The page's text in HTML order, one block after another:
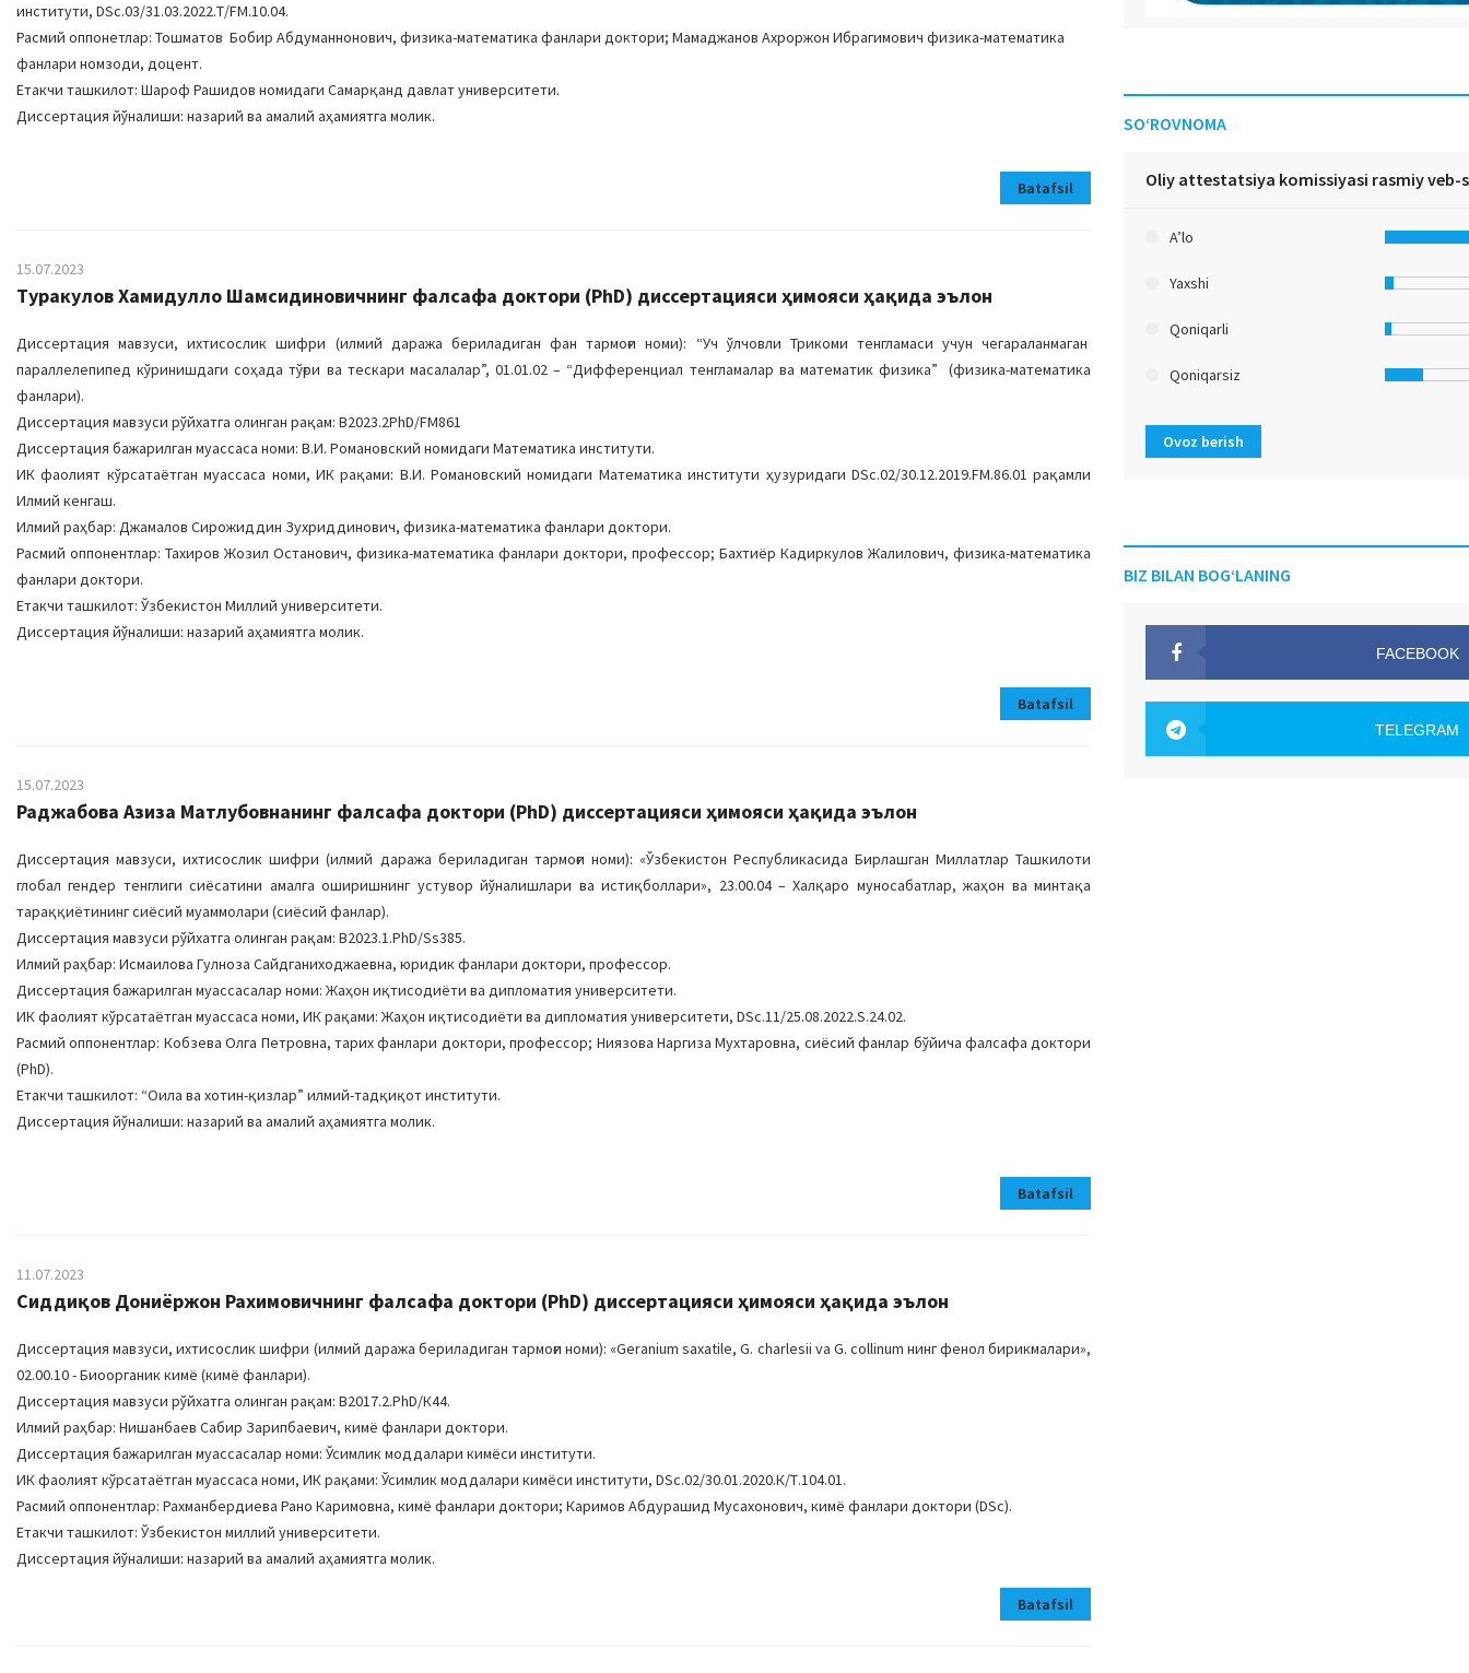
институти, DSc.03/31.03.2022.Т/FM.10.04.
Расмий оппонетлар: Тошматов Бобир Абдуманнонович, физика-математика фанлари доктори; Мамаджанов Ахроржон Ибрагимович физика-математика
фанлари номзоди, доцент.
Етакчи ташкилот: Шароф Рашидов номидаги Самарқанд давлат университети.
Диссертация йўналиши: назарий ва амалий аҳамиятга молик.
Batafsil
15.07.2023
Туракулов Хамидулло Шамсидиновичнинг фалсафа доктори (PhD) диссертацияси ҳимояси ҳақида эълон
Диссертация мавзуси, ихтисослик шифри (илмий даража бериладиган фан тармоғи номи): “Уч ўлчовли Трикоми тенгламаси учун чегараланмаган
параллелепипед кўринишдаги соҳада тўғри ва тескари масалалар”, 01.01.02 – “Дифференциал тенгламалар ва математик физика” (физика-математика
фанлари).
Диссертация мавзуси рўйхатга олинган рақам: B2023.2PhD/FM861
Диссертация бажарилган муассаса номи: В.И. Романовский номидаги Математика институти.
ИК фаолият кўрсатаётган муассаса номи, ИК рақами: В.И. Романовский номидаги Математика институти ҳузуридаги DSc.02/30.12.2019.FM.86.01 рақамли
Илмий кенгаш.
Илмий раҳбар: Джамалов Сирожиддин Зухриддинович, физика-математика фанлари доктори.
Расмий оппонентлар: Тахиров Жозил Останович, физика-математика фанлари доктори, профессор; Бахтиёр Кадиркулов Жалилович, физика-математика
фанлари доктори.
Етакчи ташкилот: Ўзбекистон Миллий университети.
Диссертация йўналиши: назарий аҳамиятга молик.
Batafsil
15.07.2023
Раджабова Азиза Матлубовнанинг фалсафа доктори (PhD) диссертацияси ҳимояси ҳақида эълон
Диссертация мавзуси, ихтисослик шифри (илмий даража бериладиган тармоғи номи): «Ўзбекистон Республикасида Бирлашган Миллатлар Ташкилоти
глобал гендер тенглиги сиёсатини амалга оширишнинг устувор йўналишлари ва истиқболлари», 23.00.04 – Халқаро муносабатлар, жаҳон ва минтақа
тараққиётининг сиёсий муаммолари (сиёсий фанлар).
Диссертация мавзуси рўйхатга олинган рақам: B2023.1.PhD/Ss385.
Илмий раҳбар: Исмаилова Гулноза Сайдганиходжаевна, юридик фанлари доктори, профессор.
Диссертация бажарилган муассасалар номи: Жаҳон иқтисодиёти ва дипломатия университети.
ИК фаолият кўрсатаётган муассаса номи, ИК рақами: Жаҳон иқтисодиёти ва дипломатия университети, DSc.11/25.08.2022.S.24.02.
Расмий оппонентлар: Кобзева Олга Петровна, тарих фанлари доктори, профессор; Ниязова Наргиза Мухтаровна, сиёсий фанлар бўйича фалсафа доктори
(PhD).
Етакчи ташкилот: “Оила ва хотин-қизлар” илмий-тадқиқот институти.
Диссертация йўналиши: назарий ва амалий аҳамиятга молик.
Batafsil
11.07.2023
Сиддиқов Дониёржон Рахимовичнинг фалсафа доктори (PhD) диссертaцияси ҳимояси ҳақида эълон
Диссертация мавзуси, ихтисослик шифри (илмий даража бериладиган тармоғи номи): «Geranium saxatile, G. charlesii va G. collinum нинг фенол бирикмалари»,
02.00.10 - Биоорганик кимё (кимё фанлари).
Диссертация мавзуси рўйхатга олинган рақам: B2017.2.PhD/К44.
Илмий раҳбар: Нишанбаев Сабир Зарипбаевич, кимё фанлари доктори.
Диссертация бажарилган муассасалар номи: Ўсимлик моддалари кимёси институти.
ИК фаолият кўрсатаётган муассаса номи, ИК рақами: Ўсимлик моддалари кимёси институти, DSc.02/30.01.2020.К/Т.104.01.
Расмий оппонентлар: Рахманбердиева Рано Каримовна, кимё фанлари доктори; Каримов Абдурашид Мусахонович, кимё фанлари доктори (DSc).
Eтакчи ташкилот: Ўзбекистон миллий университети.
Диссертация йўналиши: назарий ва амалий аҳамиятга молик.
Batafsil
SO‘ROVNOMA
Oliy attestatsiya komissiyasi rasmiy
A’lo
Yaxshi
Qoniqarli
Qoniqarsiz
Ovoz berish
BIZ BILAN BOG‘LANING
FACEBOOK
TELEGRAM